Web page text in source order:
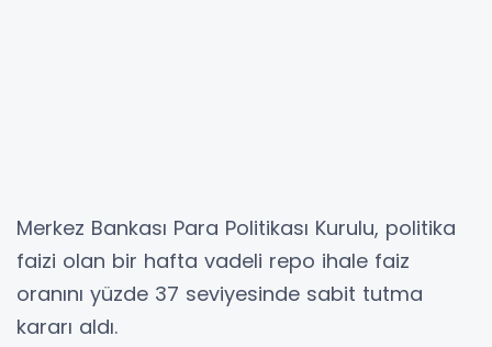
Merkez Bankası Para Politikası Kurulu, politika
faizi olan bir hafta vadeli repo ihale faiz
oranını yüzde 37 seviyesinde sabit tutma
kararı aldı.